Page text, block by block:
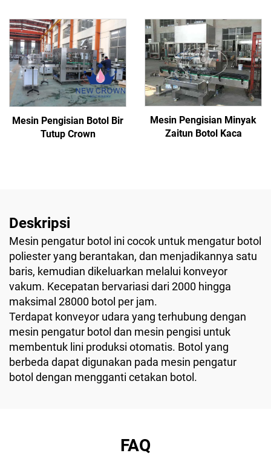
Mesin Pengisian Botol Bir
Tutup Crown
Mesin Pengisian Minyak
Zaitun Botol Kaca
Deskripsi
Mesin pengatur botol ini cocok untuk mengatur botol
poliester yang berantakan, dan menjadikannya satu
baris, kemudian dikeluarkan melalui konveyor
vakum. Kecepatan bervariasi dari 2000 hingga
maksimal 28000 botol per jam.
Terdapat konveyor udara yang terhubung dengan
mesin pengatur botol dan mesin pengisi untuk
membentuk lini produksi otomatis. Botol yang
berbeda dapat digunakan pada mesin pengatur
botol dengan mengganti cetakan botol.
FAQ